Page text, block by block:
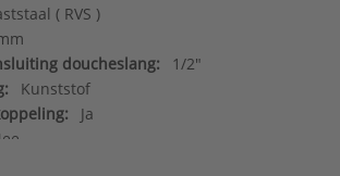
( RVS )
doucheslang:
1/2"
Kunststof
Ja